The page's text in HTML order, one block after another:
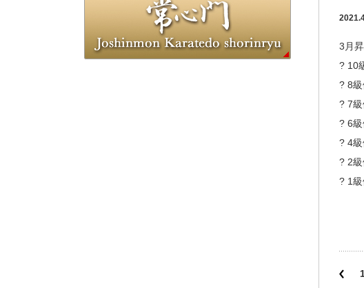
3月
? 10
? 8
? 7
? 6
? 4
? 2
? 1